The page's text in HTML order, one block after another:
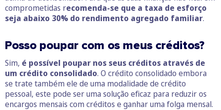
comprometidas recomenda-se que a taxa de esforço
seja abaixo 30% do rendimento agregado familiar.
Posso poupar com os meus créditos?
Sim, é possível poupar nos seus créditos através de
um crédito consolidado. O crédito consolidado embora
se trate também ele de uma modalidade de crédito
pessoal, este pode ser uma solução eficaz para reduzir os
encargos mensais com créditos e ganhar uma folga mensal.